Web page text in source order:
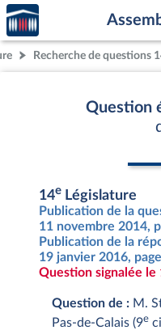
Aller au contenu
Aller en bas de la page
Accèder
à la
page
d'accueilRecherche de questions
Question
14e Législature
Publication de la
11 novembre 2014,
Publication de la
19 janvier 2016,
Question signalée le
Question de : M.
Pas-de-Calais (9e